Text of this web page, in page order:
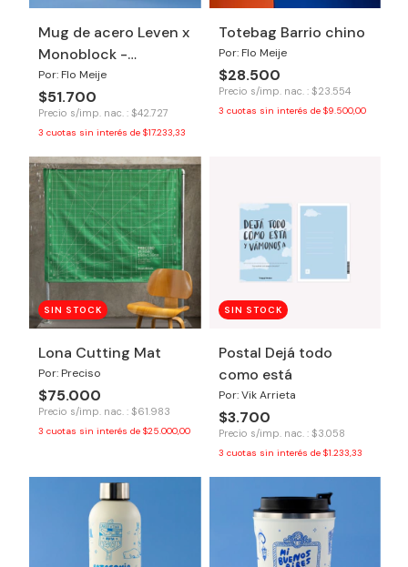
Mug de acero Leven x
Monoblock -
Cafecito
Por: Flo Meije
$51.700
Precio s/imp. nac. : $42.727
3 cuotas sin interés de $17.233,33
Totebag Barrio chino
Por: Flo Meije
$28.500
Precio s/imp. nac. : $23.554
3 cuotas sin interés de $9.500,00
SIN STOCK
Lona Cutting Mat
Por: Preciso
$75.000
Precio s/imp. nac. : $61.983
3 cuotas sin interés de $25.000,00
SIN STOCK
Postal Dejá todo
como está
Por: Vik Arrieta
$3.700
Precio s/imp. nac. : $3.058
3 cuotas sin interés de $1.233,33